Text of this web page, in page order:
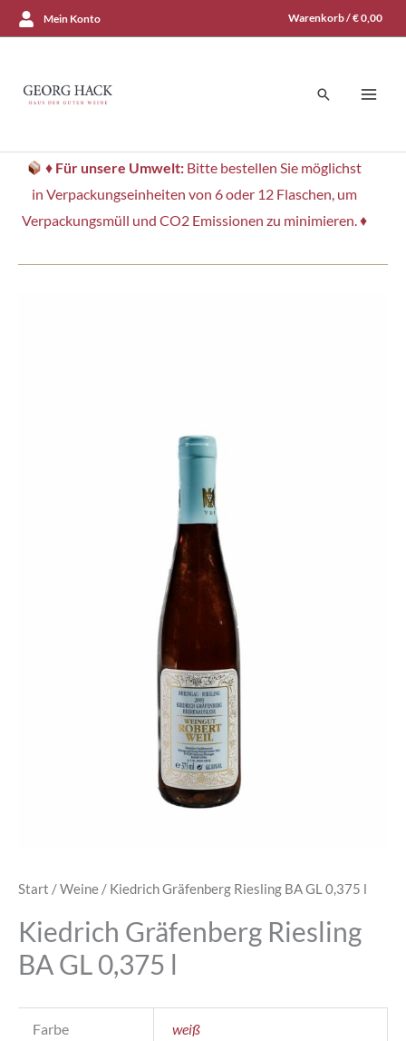
Zum
Inhalt
Mein Konto Warenkorb /€0,00
Suchen
♦ Für unsere Umwelt: Bitte bestellen Sie möglichst
in Verpackungseinheiten von 6 oder 12 Flaschen, um
Verpackungsmüll und CO2 Emissionen zu minimieren. ♦
Start /Weine / Kiedrich Gräfenberg Riesling BA GL 0,375 l
Kiedrich Gräfenberg Riesling
BA GL 0,375 l
Farbe weiß